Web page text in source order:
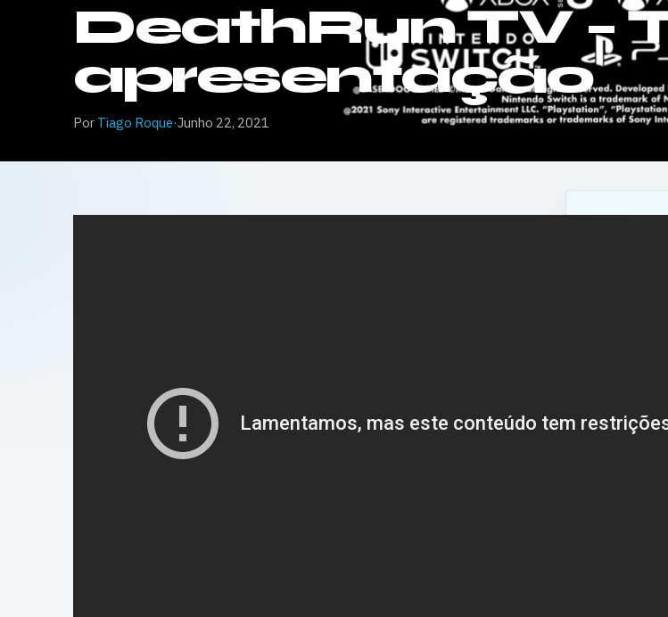
DeathRun TV –
apresentação
Por Tiago Roque·Junho 22, 2021